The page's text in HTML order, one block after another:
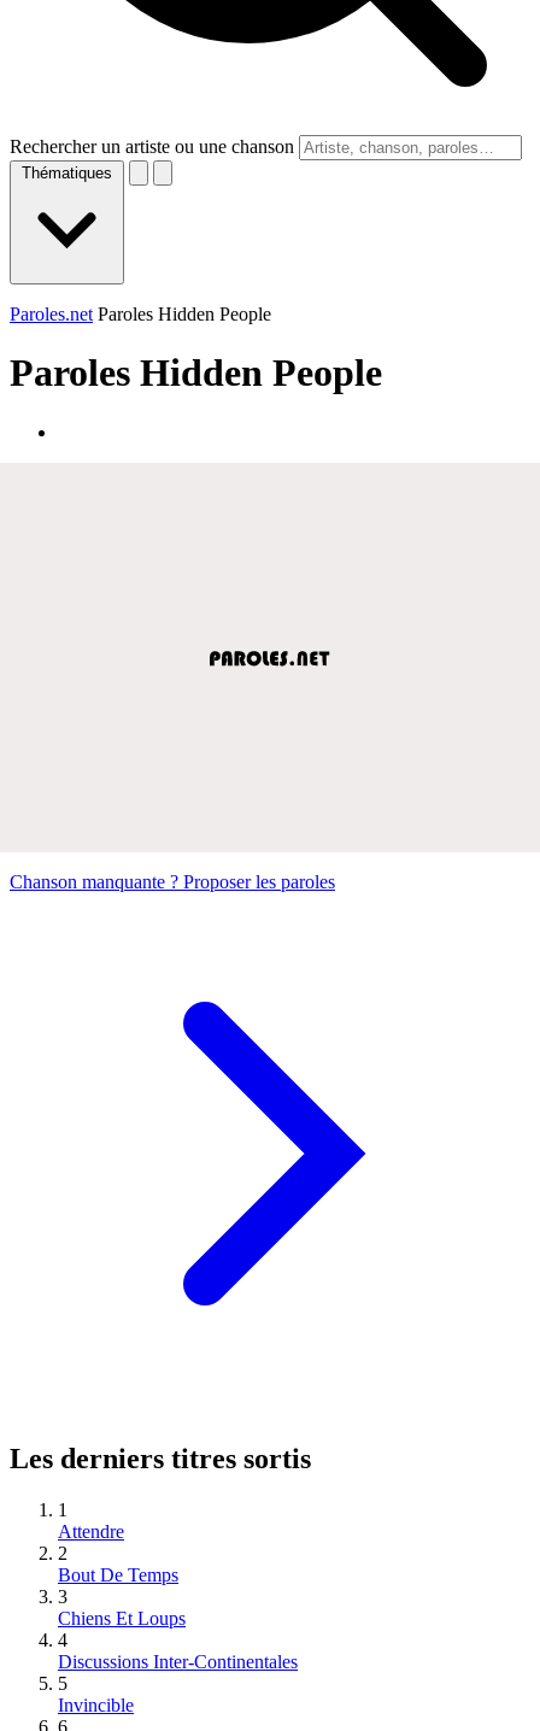
Rechercher un artiste ou une chanson
Thématiques
Paroles.net Paroles Hidden People
Paroles Hidden People
Chanson manquante ? Proposer les paroles
Les derniers titres sortis
1
Attendre
2
Bout De Temps
3
Chiens Et Loups
4
Discussions Inter-Continentales
5
Invincible
6